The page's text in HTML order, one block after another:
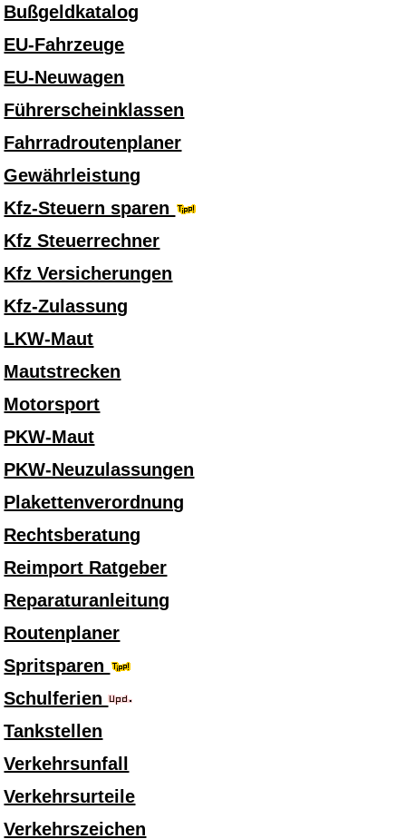
Bußgeldkatalog
EU-Fahrzeuge
EU-Neuwagen
Führerscheinklassen
Fahrradroutenplaner
Gewährleistung
Kfz-Steuern sparen
Kfz Steuerrechner
Kfz Versicherungen
Kfz-Zulassung
LKW-Maut
Mautstrecken
Motorsport
PKW-Maut
PKW-Neuzulassungen
Plakettenverordnung
Rechtsberatung
Reimport Ratgeber
Reparaturanleitung
Routenplaner
Spritsparen
Schulferien
Tankstellen
Verkehrsunfall
Verkehrsurteile
Verkehrszeichen